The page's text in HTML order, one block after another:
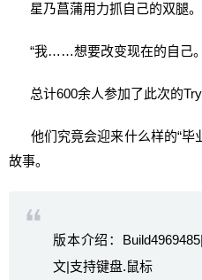
星乃菖蒲用力抓自己的双腿。
“我……想要改变现在的自己
总计600余人参加了此次的
他们究竟会迎来什么样的“毕
故事。
版本介绍：
文|支持键盘.鼠标